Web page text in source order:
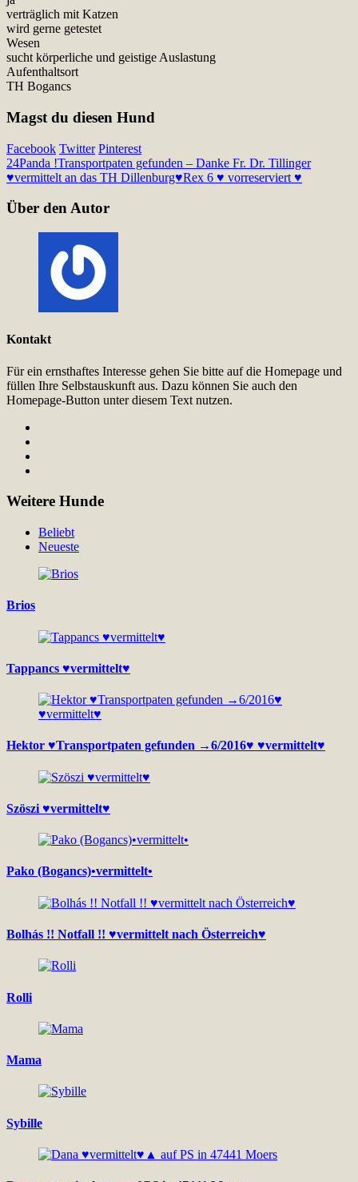
verträglich mit Katzen
wird gerne getestet
Wesen
sucht körperliche und geistige Auslastung
Aufenthaltsort
TH Bogancs
Magst du diesen Hund
Facebook Twitter Pinterest
24Panda !Transportpaten gefunden – Danke Fr. Dr. Tillinger
♥vermittelt an das TH Dillenburg♥Rex 6 ♥ vorreserviert ♥
Über den Autor
Kontakt
Für ein ernsthaftes Interesse gehen Sie bitte auf die Homepage und
füllen Ihre Selbstauskunft aus. Dazu können Sie auch den
Homepage-Button unter diesem Text nutzen.
Weitere Hunde
Beliebt
Neueste
Brios
Tappancs ♥vermittelt♥
Hektor ♥Transportpaten gefunden →6/2016♥ ♥vermittelt♥
Szöszi ♥vermittelt♥
Pako (Bogancs)•vermittelt•
Bolhás !! Notfall !! ♥vermittelt nach Österreich♥
Rolli
Mama
Sybille